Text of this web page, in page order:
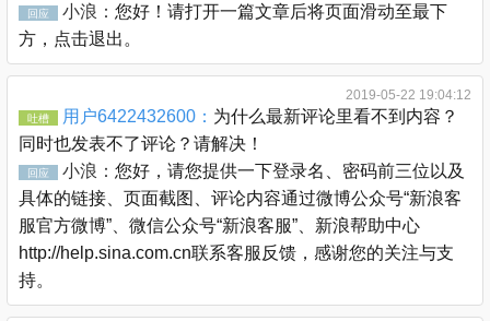
回应 小浪： 您好！请打开一篇文章后将页面滑动至最下
方，点击退出。
2019-05-22 19:04:12
吐槽 用户6422432600： 为什么最新评论里看不到内容？
同时也发表不了评论？请解决！
回应 小浪： 您好，请您提供一下登录名、密码前三位以及
具体的链接、页面截图、评论内容通过微博公众号“新浪客
服官方微博”、微信公众号“新浪客服”、新浪帮助中心
http://help.sina.com.cn联系客服反馈，感谢您的关注与支
持。